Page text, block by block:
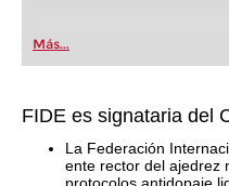
Más...
FIDE es signataria del
La Federación
ente rector del ajedrez